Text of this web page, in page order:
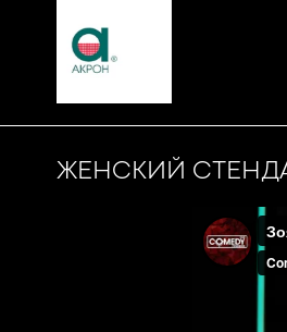
ЖЕНСКИЙ